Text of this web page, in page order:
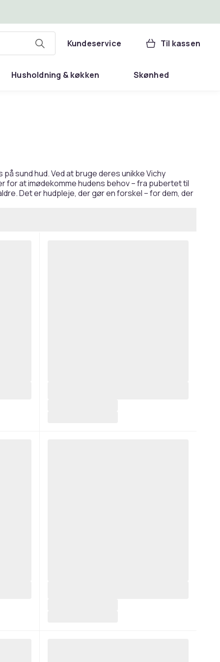
Kundeservice Til kassen
Husholdning & køkken Skønhed
sund hud. Ved at bruge deres unikke Vichy
for at imødekomme hudens behov – fra pubertet til
Det er hudpleje, der gør en forskel – for dem, der